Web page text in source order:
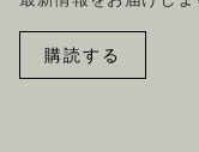
購読する